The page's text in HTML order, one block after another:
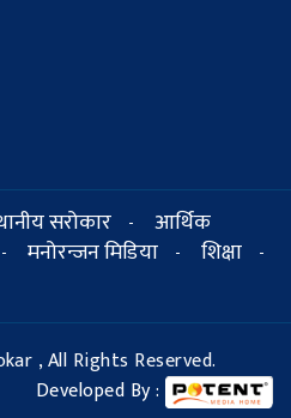
सरोकार -
आर्थिक
- मनोरन्जन मिडिया - शिक्षा -
, All Rights Reserved.
Developed By :